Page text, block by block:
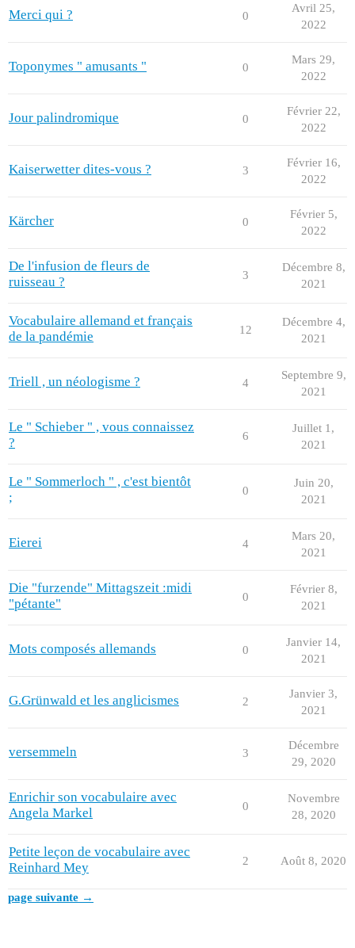
Merci qui ? 0
Avril 25,
2022
Toponymes " amusants " 0
Mars 29,
2022
Jour palindromique 0
Février 22,
2022
Kaiserwetter dites-vous ? 3
Février 16,
2022
Kärcher 0
Février 5,
2022
De l'infusion de fleurs de
ruisseau ?
3
Décembre 8,
2021
Vocabulaire allemand et français
de la pandémie
12
Décembre 4,
2021
Triell , un néologisme ? 4
Septembre 9,
2021
Le " Schieber " , vous connaissez
?
6
Juillet 1,
2021
Le " Sommerloch " , c'est bientôt
;
0
Juin 20,
2021
Eierei 4
Mars 20,
2021
Die "furzende" Mittagszeit :midi
"pétante"
0
Février 8,
2021
Mots composés allemands 0
Janvier 14,
2021
G.Grünwald et les anglicismes 2
Janvier 3,
2021
versemmeln 3
Décembre
29, 2020
Enrichir son vocabulaire avec
Angela Markel
0
Novembre
28, 2020
Petite leçon de vocabulaire avec
Reinhard Mey
2 Août 8, 2020
page suivante →